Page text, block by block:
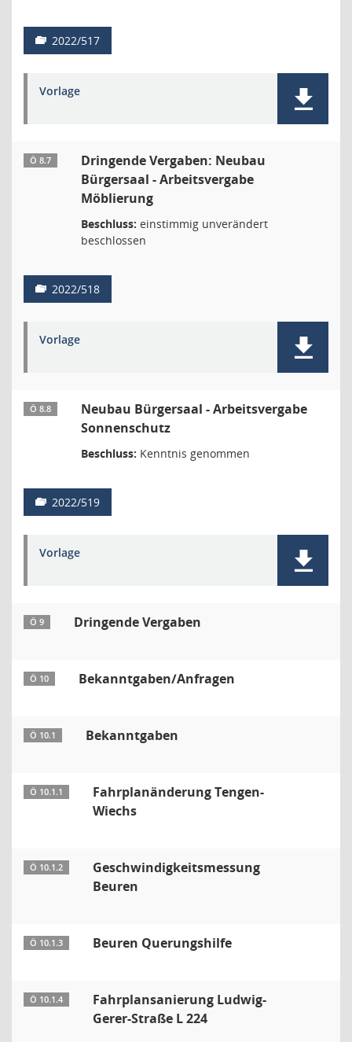
2022/517
Vorlage
Ö 8.7
Dringende Vergaben: Neubau
Bürgersaal - Arbeitsvergabe
Möblierung
Beschluss: einstimmig unverändert
beschlossen
2022/518
Vorlage
Ö 8.8
Neubau Bürgersaal - Arbeitsvergabe
Sonnenschutz
Beschluss: Kenntnis genommen
2022/519
Vorlage
Ö 9 Dringende Vergaben
Ö 10 Bekanntgaben/Anfragen
Ö 10.1 Bekanntgaben
Ö 10.1.1
Fahrplanänderung Tengen-
Wiechs
Ö 10.1.2
Geschwindigkeitsmessung
Beuren
Ö 10.1.3 Beuren Querungshilfe
Ö 10.1.4
Fahrplansanierung Ludwig-
Gerer-Straße L 224